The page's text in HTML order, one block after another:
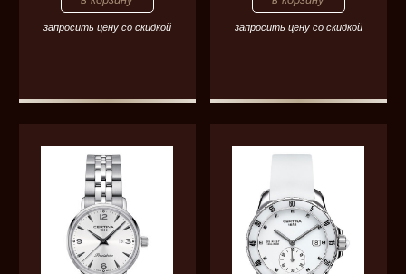
запросить цену со скидкой запросить цену со скидкой